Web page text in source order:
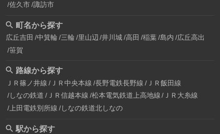
佐久市 諏訪市
町名から探す
広丘吉田 中箕輪 三輪 里山辺 井川城 高田 稲葉 島内 広丘高出
笹賀
路線から探す
ＪＲ篠ノ井線 ＪＲ中央本線 長野電鉄長野線 ＪＲ飯田線
しなの鉄道 ＪＲ信越本線 松本電気鉄道上高地線
ＪＲ大糸線
上田電鉄別所線 しなの鉄道北しなの
駅から探す